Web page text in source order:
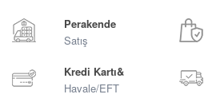
Perakende
Satış
Kredi Kartı&
Havale/EFT